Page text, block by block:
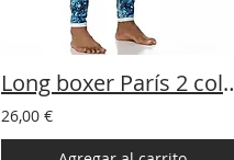
Long
26,00 €